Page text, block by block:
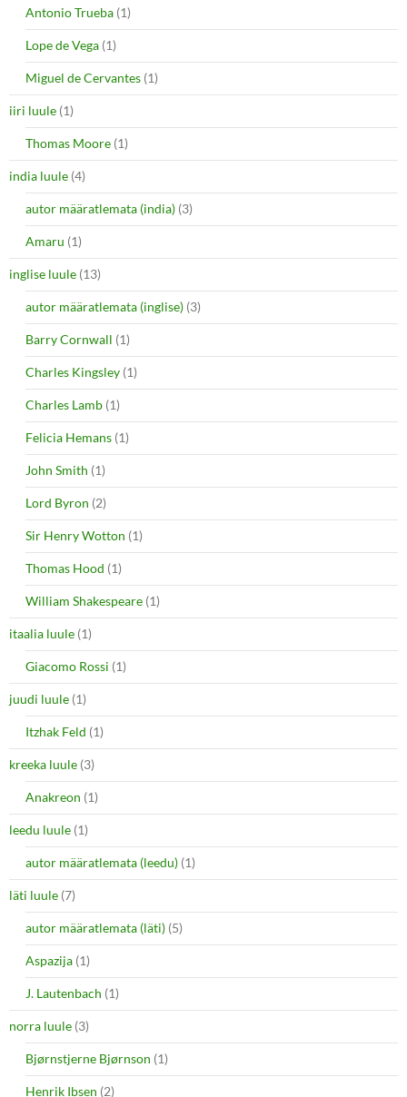
Antonio Trueba (1)
Lope de Vega (1)
Miguel de Cervantes (1)
iiri luule (1)
Thomas Moore (1)
india luule (4)
autor määratlemata (india) (3)
Amaru (1)
inglise luule (13)
autor määratlemata (inglise) (3)
Barry Cornwall (1)
Charles Kingsley (1)
Charles Lamb (1)
Felicia Hemans (1)
John Smith (1)
Lord Byron (2)
Sir Henry Wotton (1)
Thomas Hood (1)
William Shakespeare (1)
itaalia luule (1)
Giacomo Rossi (1)
juudi luule (1)
Itzhak Feld (1)
kreeka luule (3)
Anakreon (1)
leedu luule (1)
autor määratlemata (leedu) (1)
läti luule (7)
autor määratlemata (läti) (5)
Aspazija (1)
J. Lautenbach (1)
norra luule (3)
Bjørnstjerne Bjørnson (1)
Henrik Ibsen (2)